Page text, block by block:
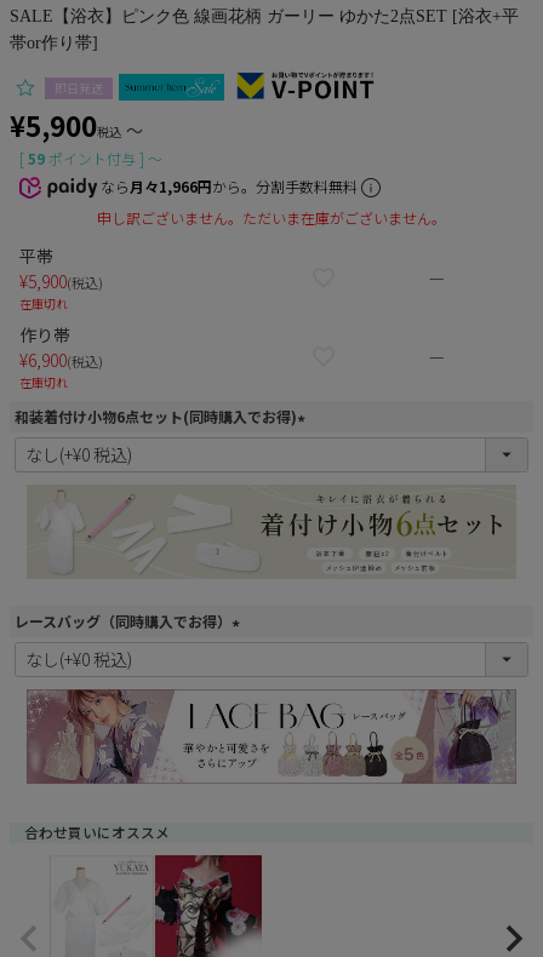
SALE【浴衣】ピンク色 線画花柄 ガーリー ゆかた2点SET [浴衣+平
帯or作り帯]
即日発送
¥5,900税込 〜
[59 ポイント付与 ] 〜
なら月々1,966円から。分割手数料無料
申し訳ございません。ただいま在庫がございません。
平帯
¥5,900 税込
在庫切れ
—
作り帯
¥6,900 税込
在庫切れ
—
和装着付け小物6点セット(同時購入でお得)
(
レースバッグ（同時購入でお得）
(
須
)
合わせ買いにオススメ